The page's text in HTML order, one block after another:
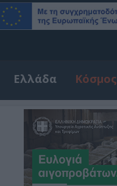
Ελλάδα Κόσμος